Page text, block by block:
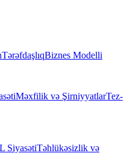
TərəfdaşlıqBiznes Modelli
Məxfilik və ŞirniyyatlarTez-
SiyasətiTəhlükəsizlik və